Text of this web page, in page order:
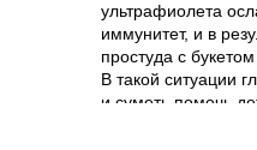
ультрафиолета
иммунитет, и в
простуда с
В такой ситуации
и суметь помочь